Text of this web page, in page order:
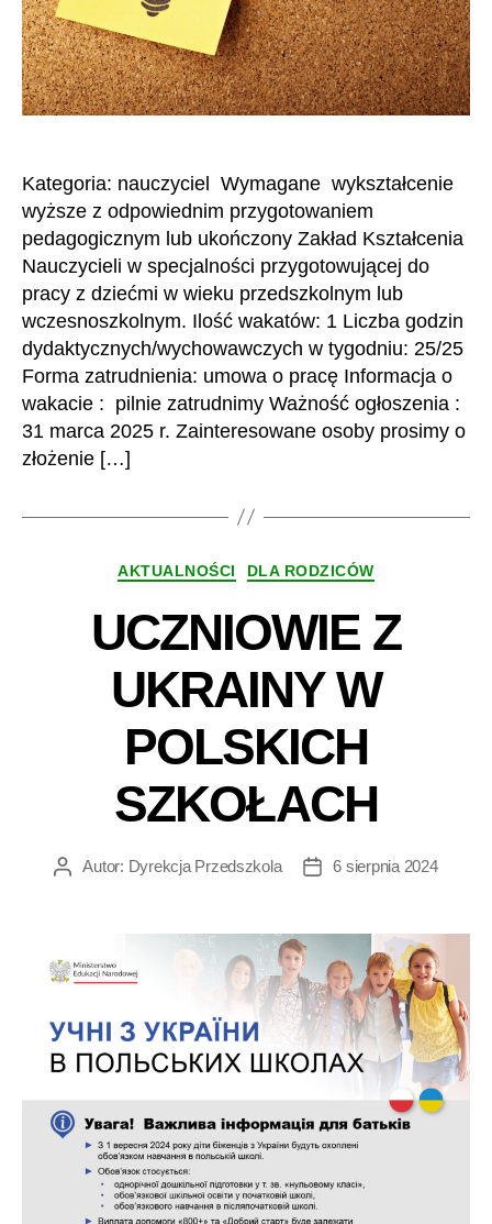
Kategoria: nauczyciel Wymagane wykształcenie
wyższe z odpowiednim przygotowaniem
pedagogicznym lub ukończony Zakład Kształcenia
Nauczycieli w specjalności przygotowującej do
pracy z dziećmi w wieku przedszkolnym lub
wczesnoszkolnym. Ilość wakatów: 1 Liczba godzin
dydaktycznych/wychowawczych w tygodniu: 25/25
Forma zatrudnienia: umowa o pracę Informacja o
wakacie : pilnie zatrudnimy Ważność ogłoszenia :
31 marca 2025 r. Zainteresowane osoby prosimy o
złożenie […]
Kategorie
AKTUALNOŚCI DLA RODZICÓW
UCZNIOWIE Z
UKRAINY W
POLSKICH
SZKOŁACH
AutorAutor: Dyrekcja Przedszkola
Data6 sierpnia 2024